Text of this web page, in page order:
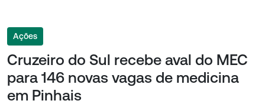
Ações
Cruzeiro do Sul recebe aval do MEC
para 146 novas vagas de medicina
em Pinhais